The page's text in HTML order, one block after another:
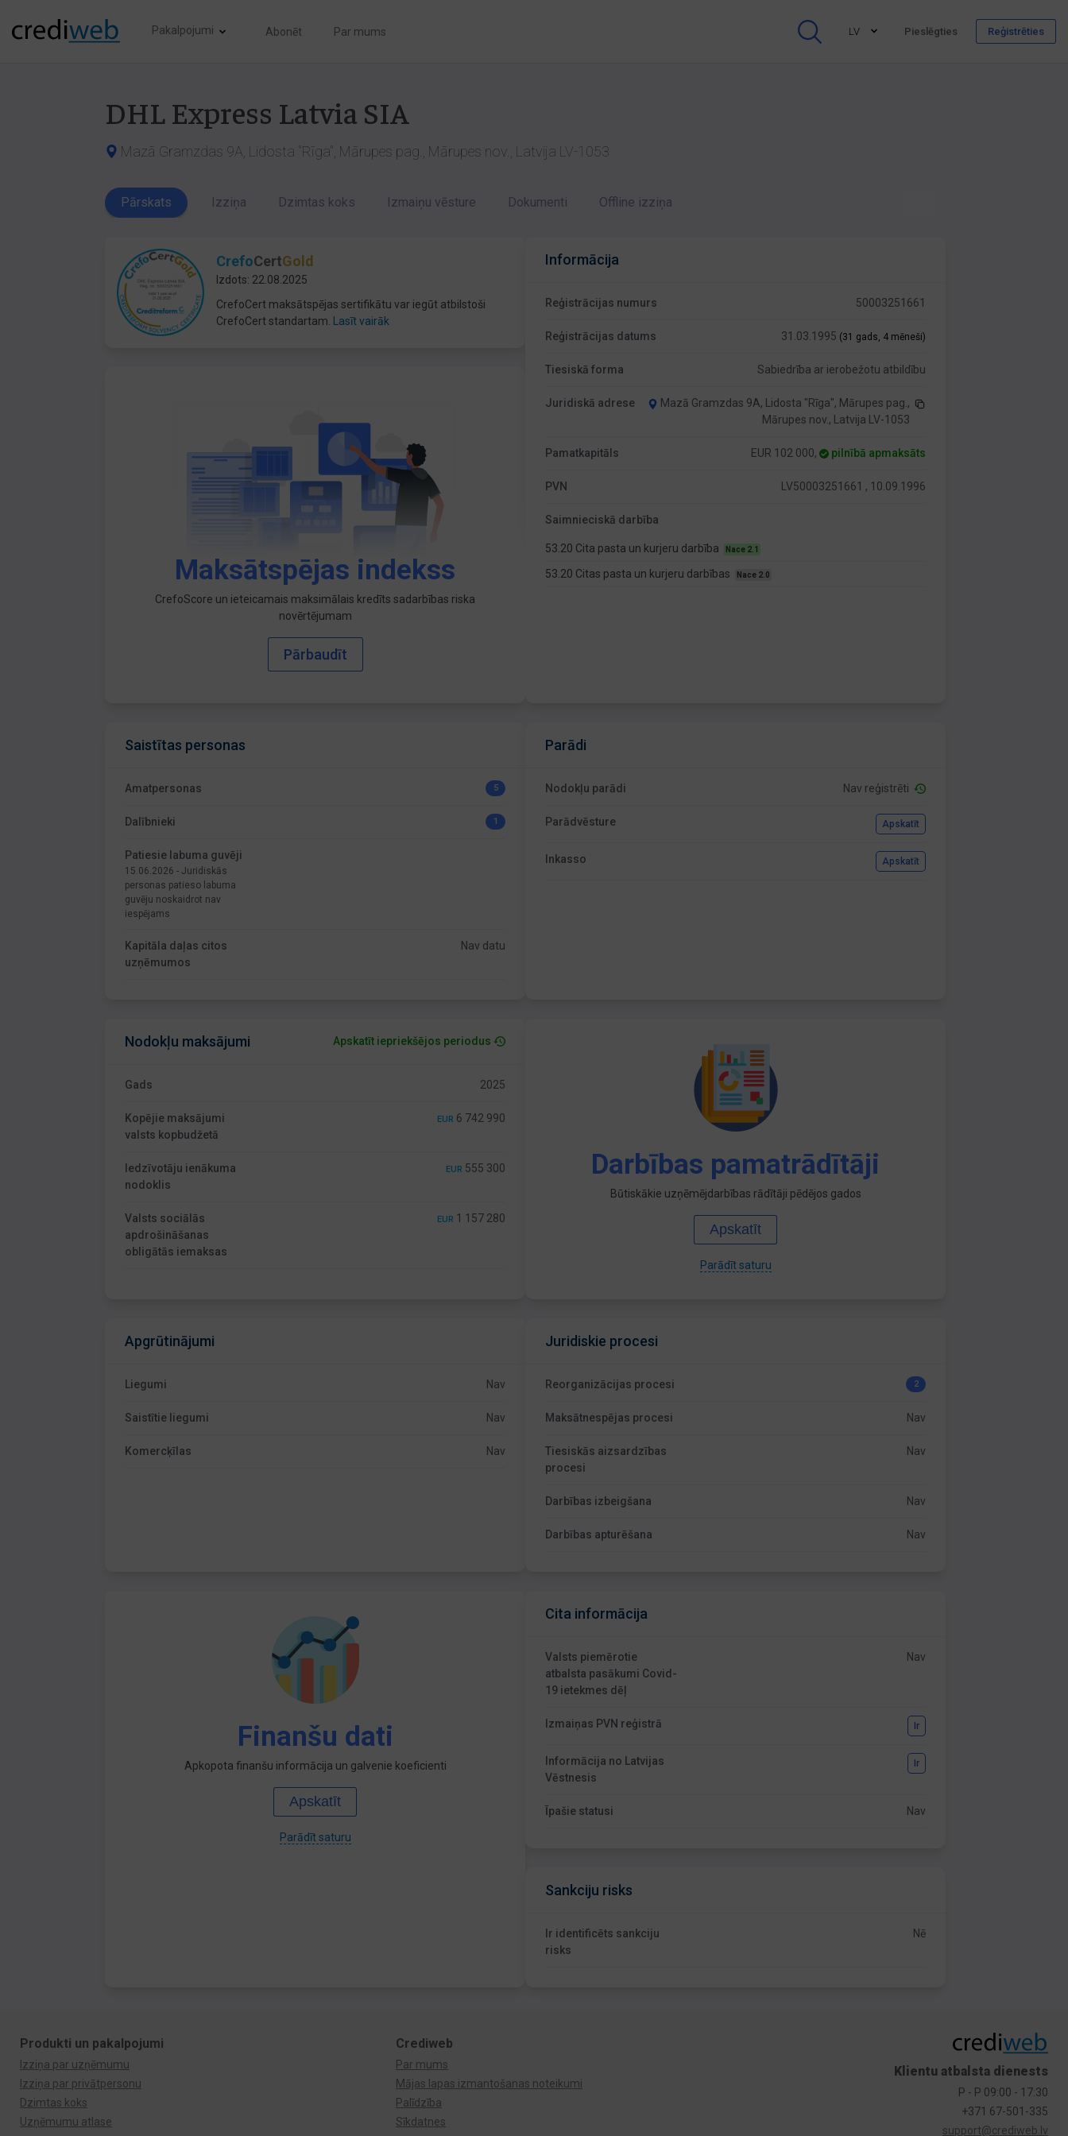
Pakalpojumi Abonēt Par mums LV Pieslēgties Reģistrēties
DHL Express Latvia SIA
Mazā Gramzdas 9A, Lidosta "Rīga", Mārupes pag., Mārupes nov., Latvija LV-1053
Pārskats Izziņa Dzimtas koks Izmaiņu vēsture Dokumenti Offline izziņa
CrefoCertGold
Izdots: 22.08.2025
CrefoCert maksātspējas sertifikātu var iegūt atbilstoši
CrefoCert standartam.
Lasīt vairāk
Maksātspējas indekss
CrefoScore un ieteicamais maksimālais kredīts sadarbības riska
novērtējumam
Pārbaudīt
Informācija
Reģistrācijas numurs 50003251661
Reģistrācijas datums 31.03.1995 (31 gads, 4 mēneši)
Tiesiskā forma Sabiedrība ar ierobežotu atbildību
Juridiskā adrese
Mazā Gramzdas 9A, Lidosta "Rīga", Mārupes pag.,
Mārupes nov., Latvija LV-1053
Pamatkapitāls EUR 102 000, pilnībā apmaksāts
PVN LV50003251661 , 10.09.1996
Saimnieciskā darbība
53.20 Cita pasta un kurjeru darbība Nace 2.1
53.20 Citas pasta un kurjeru darbības Nace 2.0
Saistītas personas
Amatpersonas 5
Dalībnieki 1
Patiesie labuma guvēji
15.06.2026 - Juridiskās
personas patieso labuma
guvēju noskaidrot nav
iespējams
Kapitāla daļas citos
uzņēmumos
Nav datu
Parādi
Nodokļu parādi Nav reģistrēti
Parādvēsture Apskatīt
Inkasso Apskatīt
Nodokļu maksājumi Apskatīt iepriekšējos periodus
Gads 2025
Kopējie maksājumi
valsts kopbudžetā
EUR 6 742 990
Iedzīvotāju ienākuma
nodoklis
EUR 555 300
Valsts sociālās
apdrošināšanas
obligātās iemaksas
EUR 1 157 280
Darbības pamatrādītāji
Būtiskākie uzņēmējdarbības rādītāji pēdējos gados
Apskatīt
Parādīt saturu
Apgrūtinājumi
Liegumi Nav
Saistītie liegumi Nav
Komercķīlas Nav
Juridiskie procesi
Reorganizācijas procesi 2
Maksātnespējas procesi Nav
Tiesiskās aizsardzības
procesi
Nav
Darbības izbeigšana Nav
Darbības apturēšana Nav
Finanšu dati
Apkopota finanšu informācija un galvenie koeficienti
Apskatīt
Parādīt saturu
Cita informācija
Valsts piemērotie
atbalsta pasākumi Covid-
19 ietekmes dēļ
Nav
Izmaiņas PVN reģistrā Ir
Informācija no Latvijas
Vēstnesis
Ir
Īpašie statusi Nav
Sankciju risks
Ir identificēts sankciju
risks
Nē
Produkti un pakalpojumi
Izziņa par uzņēmumu
Izziņa par privātpersonu
Dzimtas koks
Uzņēmumu atlase
Crediweb
Par mums
Mājas lapas izmantošanas noteikumi
Palīdzība
Sīkdatnes
Klientu atbalsta dienests
P - P 09:00 - 17:30
+371 67-501-335
support@crediweb.lv